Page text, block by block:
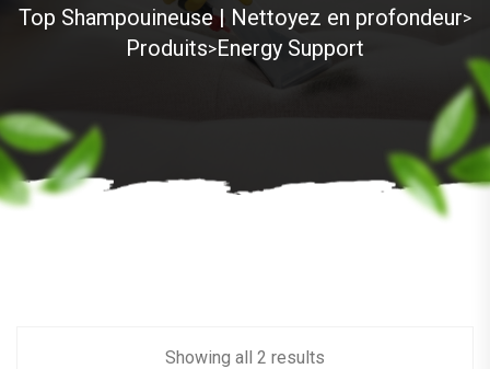
Top Shampouineuse | Nettoyez en profondeur>
Produits>Energy Support
Showing all 2 results